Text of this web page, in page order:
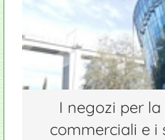
I negozi per la
commerciali e i